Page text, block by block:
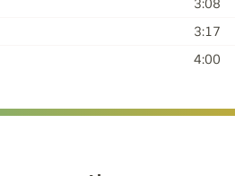
3:08
3:17
4:00